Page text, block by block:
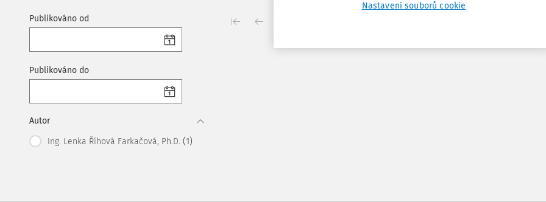
Publikováno od
Publikováno do
Autor
Ing. Lenka Říhová Farkačová, Ph.D. (1)
Nastavení souborů cookie